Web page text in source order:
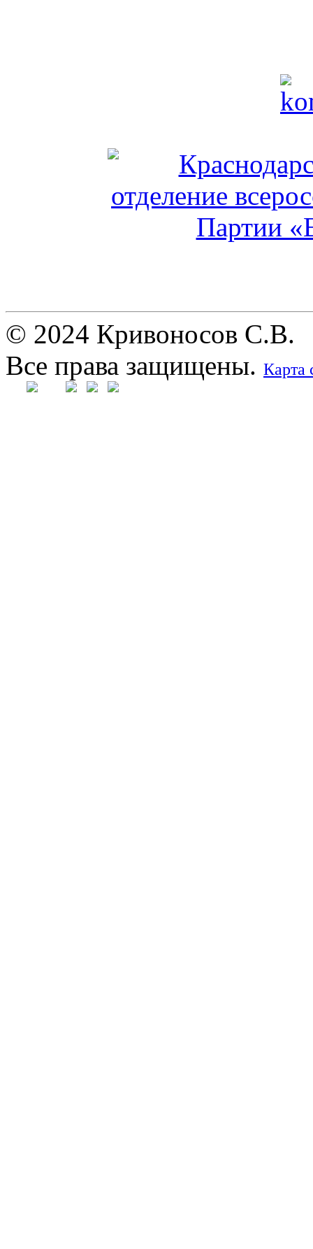
© 2024 Кривоносов С.В.
Все права защищены. Карта